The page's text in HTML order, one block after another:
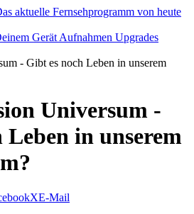
Gerät Aufnahmen Upgrades
Universum -
Leben in unserem
XE-Mail